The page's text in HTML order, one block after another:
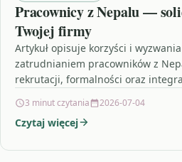
Pracownicy z Nepalu —
Twojej firmy
Artykuł opisuje korzyści i
zatrudnianiem pracowników z
rekrutacji, formalności oraz
3 minut czytania 2026-07-04
Czytaj więcej